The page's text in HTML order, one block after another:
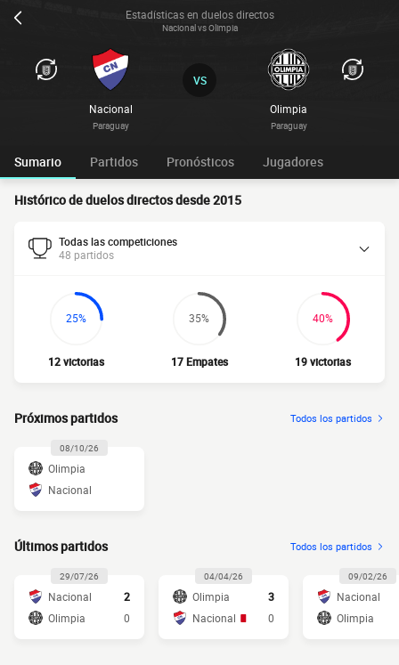
Estadísticas en duelos directos
Nacional vs Olimpia
Nacional
Paraguay
Olimpia
Paraguay
VS
Sumario Partidos Pronósticos Jugadores
Histórico de duelos directos desde 2015
Todas las competiciones
48 partidos
25%
12 victorias
35%
17 Empates
40%
19 victorias
Próximos partidos Todos los partidos
08/10/26
Olimpia
Nacional
Últimos partidos Todos los partidos
29/07/26
Nacional
2
Olimpia
0
04/04/26
Olimpia
3
Nacional
0
09/02/26
Nacional
Olimpia